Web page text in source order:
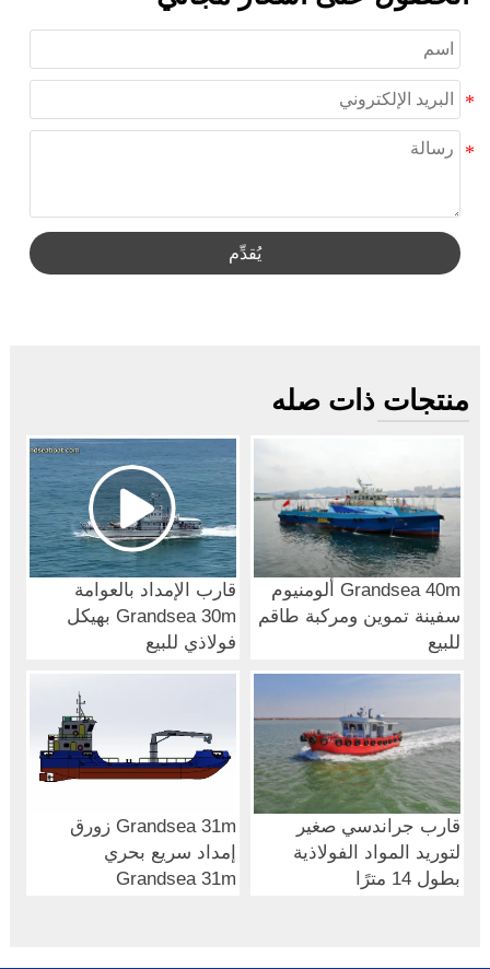
يُقدِّم
منتجات ذات صله
قارب الإمداد بالعوامة
Grandsea 30m بهيكل
فولاذي للبيع
Grandsea 40m ألومنيوم
سفينة تموين ومركبة طاقم
للبيع
Grandsea 31m زورق
إمداد سريع بحري
Grandsea 31m
قارب جراندسي صغير
لتوريد المواد الفولاذية
بطول 14 مترًا